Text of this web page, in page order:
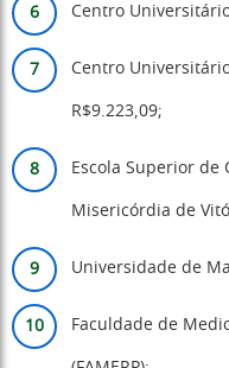
Centro Universitário
Centro Universitário
R$9.223,09;
Escola Superior de
Misericórdia de
Universidade de
Faculdade de